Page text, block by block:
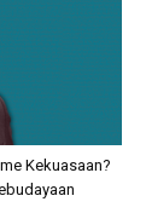
Kekuasaan?